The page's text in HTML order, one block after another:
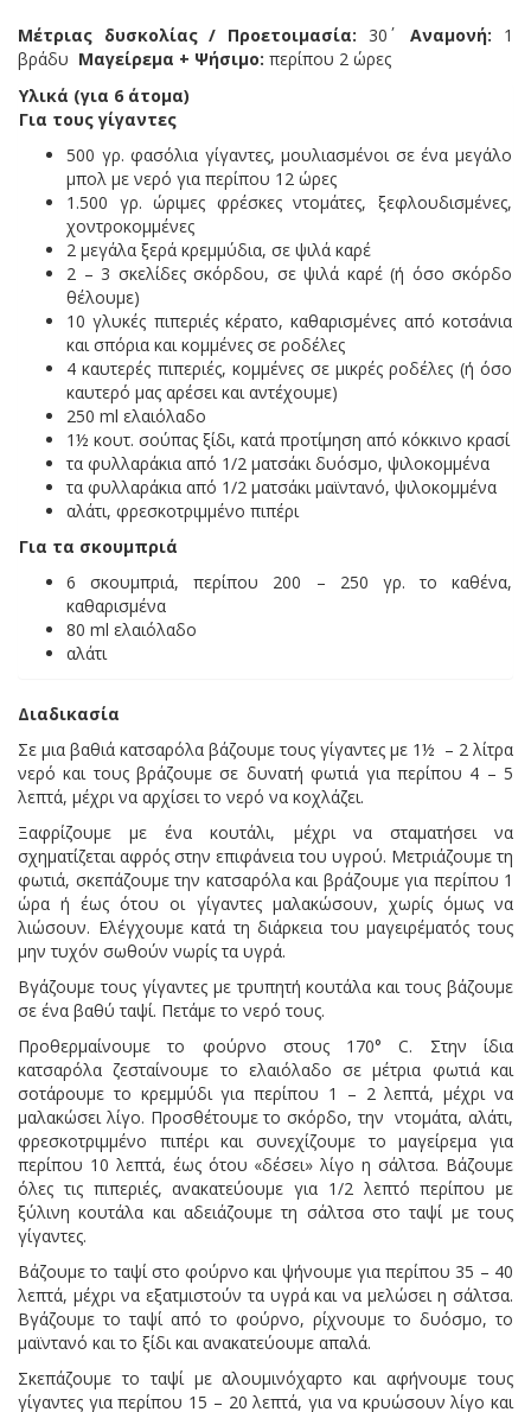
Μέτριας δυσκολίας / Προετοιμασία: 30΄Αναμονή: 1
βράδυ Μαγείρεμα + Ψήσιμο: περίπου 2 ώρες
Υλικά (για 6 άτομα)
Για τους γίγαντες
500 γρ. φασόλια γίγαντες, μουλιασμένοι σε ένα μεγάλο
μπολ με νερό για περίπου 12 ώρες
1.500 γρ. ώριμες φρέσκες ντομάτες, ξεφλουδισμένες,
χοντροκομμένες
2 μεγάλα ξερά κρεμμύδια, σε ψιλά καρέ
2 – 3 σκελίδες σκόρδου, σε ψιλά καρέ (ή όσο σκόρδο
θέλουμε)
10 γλυκές πιπεριές κέρατο, καθαρισμένες από κοτσάνια
και σπόρια και κομμένες σε ροδέλες
4 καυτερές πιπεριές, κομμένες σε μικρές ροδέλες (ή όσο
καυτερό μας αρέσει και αντέχουμε)
250 ml ελαιόλαδο
1½ κουτ. σούπας ξίδι, κατά προτίμηση από κόκκινο κρασί
τα φυλλαράκια από 1/2 ματσάκι δυόσμο, ψιλοκομμένα
τα φυλλαράκια από 1/2 ματσάκι μαϊντανό, ψιλοκομμένα
αλάτι, φρεσκοτριμμένο πιπέρι
Για τα σκουμπριά
6 σκουμπριά, περίπου 200 – 250 γρ. το καθένα,
καθαρισμένα
80 ml ελαιόλαδο
αλάτι
Διαδικασία
Σε μια βαθιά κατσαρόλα βάζουμε τους γίγαντες με 1½ – 2 λίτρα
νερό και τους βράζουμε σε δυνατή φωτιά για περίπου 4 – 5
λεπτά, μέχρι να αρχίσει το νερό να κοχλάζει.
Ξαφρίζουμε με ένα κουτάλι, μέχρι να σταματήσει να
σχηματίζεται αφρός στην επιφάνεια του υγρού. Μετριάζουμε τη
φωτιά, σκεπάζουμε την κατσαρόλα και βράζουμε για περίπου 1
ώρα ή έως ότου οι γίγαντες μαλακώσουν, χωρίς όμως να
λιώσουν. Ελέγχουμε κατά τη διάρκεια του μαγειρέματός τους
μην τυχόν σωθούν νωρίς τα υγρά.
Βγάζουμε τους γίγαντες με τρυπητή κουτάλα και τους βάζουμε
σε ένα βαθύ ταψί. Πετάμε το νερό τους.
Προθερμαίνουμε το φούρνο στους 170° C. Στην ίδια
κατσαρόλα ζεσταίνουμε το ελαιόλαδο σε μέτρια φωτιά και
σοτάρουμε το κρεμμύδι για περίπου 1 – 2 λεπτά, μέχρι να
μαλακώσει λίγο. Προσθέτουμε το σκόρδο, την ντομάτα, αλάτι,
φρεσκοτριμμένο πιπέρι και συνεχίζουμε το μαγείρεμα για
περίπου 10 λεπτά, έως ότου «δέσει» λίγο η σάλτσα. Βάζουμε
όλες τις πιπεριές, ανακατεύουμε για 1/2 λεπτό περίπου με
ξύλινη κουτάλα και αδειάζουμε τη σάλτσα στο ταψί με τους
γίγαντες.
Βάζουμε το ταψί στο φούρνο και ψήνουμε για περίπου 35 – 40
λεπτά, μέχρι να εξατμιστούν τα υγρά και να μελώσει η σάλτσα.
Βγάζουμε το ταψί από το φούρνο, ρίχνουμε το δυόσμο, το
μαϊντανό και το ξίδι και ανακατεύουμε απαλά.
Σκεπάζουμε το ταψί με αλουμινόχαρτο και αφήνουμε τους
γίγαντες για περίπου 15 – 20 λεπτά, για να κρυώσουν λίγο και